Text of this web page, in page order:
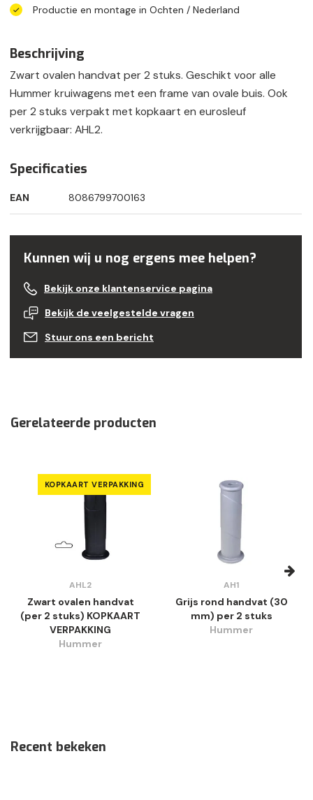
Productie en montage in Ochten / Nederland
Beschrijving
Zwart ovalen handvat per 2 stuks. Geschikt voor alle
Hummer kruiwagens met een frame van ovale buis. Ook
per 2 stuks verpakt met kopkaart en eurosleuf
verkrijgbaar: AHL2.
Specificaties
EAN 8086799700163
Kunnen wij u nog ergens mee helpen?
Bekijk onze klantenservice pagina
Bekijk de veelgestelde vragen
Stuur ons een bericht
Gerelateerde producten
KOPKAART VERPAKKING
AHL2
Zwart ovalen handvat
(per 2 stuks) KOPKAART
VERPAKKING
Hummer
AH1
Grijs rond handvat (30
mm) per 2 stuks
Hummer
Recent bekeken